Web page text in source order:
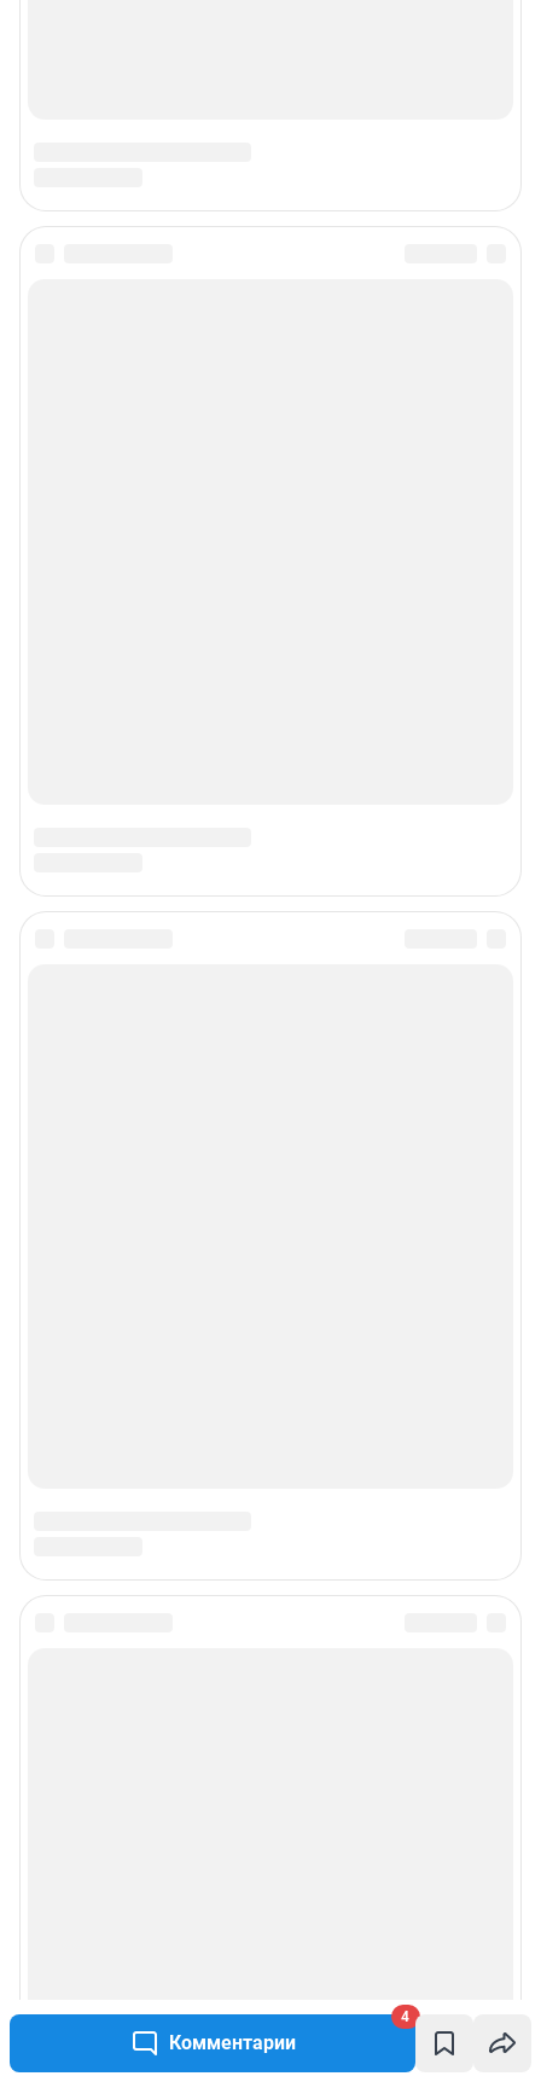
Комментарии
4